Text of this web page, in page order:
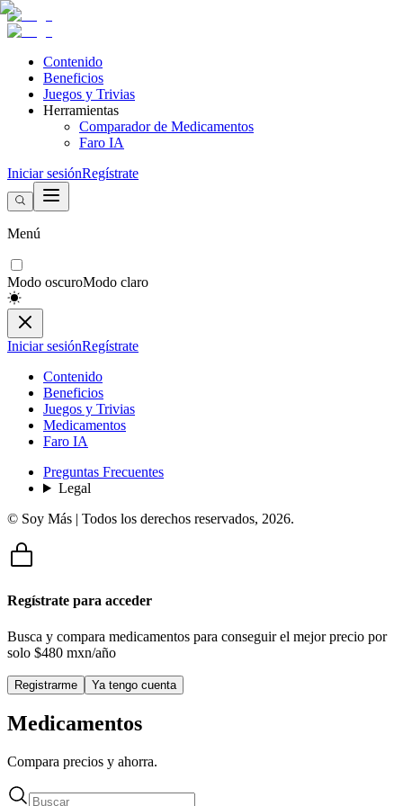
Contenido
Beneficios
Juegos y Trivias
Herramientas
Comparador de Medicamentos
Faro IA
Iniciar sesiónRegístrate
Menú
Modo oscuroModo claro
Iniciar sesiónRegístrate
Contenido
Beneficios
Juegos y Trivias
Medicamentos
Faro IA
Preguntas Frecuentes
Legal
© Soy Más | Todos los derechos reservados, 2026.
Regístrate para acceder
Busca y compara medicamentos para conseguir el mejor precio por
solo $480 mxn/año
Registrarme Ya tengo cuenta
Medicamentos
Compara precios y ahorra.